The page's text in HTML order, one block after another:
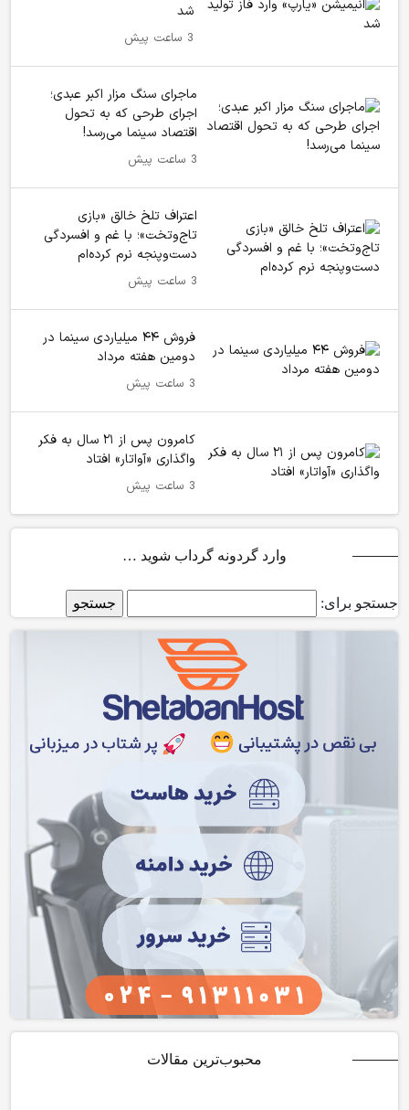
محبوب‌ترین مقالات
شد
3 ساعت پیش
ماجرای سنگ مزار اکبر عبدی؛
اجرای طرحی که به تحول
اقتصاد سینما می‌رسد!
3 ساعت پیش
اعتراف تلخ خالق «بازی
تاج‌وتخت»؛ با غم و افسردگی
دست‌وپنجه نرم کرده‌ام
3 ساعت پیش
فروش ۴۴ میلیاردی سینما در
دومین هفته‌ مرداد
3 ساعت پیش
کامرون پس از ۲۱ سال به فکر
واگذاری «آواتار» افتاد
3 ساعت پیش
وارد گردونه گرداب شوید …
جستجو برای: